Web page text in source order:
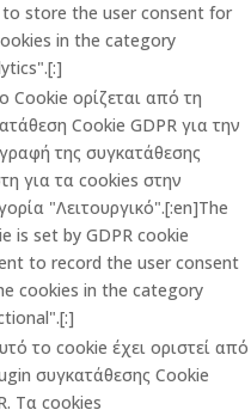
to store the user consent for
in the category
Cookie ορίζεται από τη
Cookie GDPR για την
της συγκατάθεσης
για τα cookies στην
"Λειτουργικό".[:en]The
is set by GDPR cookie
to record the user consent
cookies in the category
το cookie έχει οριστεί από
συγκατάθεσης Cookie
Τα cookies